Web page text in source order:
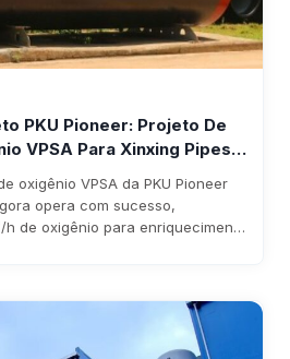
PKU Pioneer: Projeto De
VPSA Para Xinxing Pipes
Gerando Receita Anual
Milhão
oxigênio VPSA da PKU Pioneer
opera com sucesso,
h de oxigênio para enriquecimento